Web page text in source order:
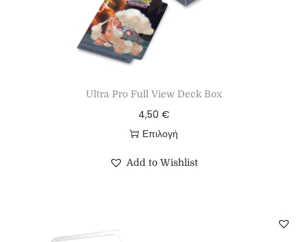
Ultra Pro Full View Deck Box
4,50 €
Επιλογή
Add to Wishlist